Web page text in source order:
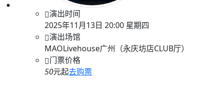
演出时间
2025年11月13日 20:00 星期四
演出场馆
MAOLivehouse广州（永庆坊店CLUB厅）
门票价格
50元起去购票